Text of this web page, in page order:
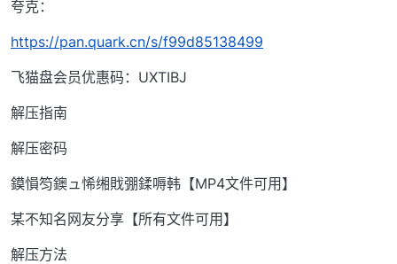
夸克：
https://pan.quark.cn/s/f99d85138499
飞猫盘会员优惠码：UXTIBJ
解压指南
解压密码
鏌愪笉鐭ュ悕缃戝弸鍒嗕韩【MP4文件可用】
某不知名网友分享【所有文件可用】
解压方法